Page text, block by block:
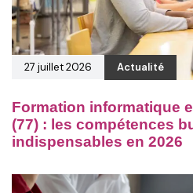
27 juillet 2026 Actualité
Formation informatique
(77) : les compétences
indispensables en 2026